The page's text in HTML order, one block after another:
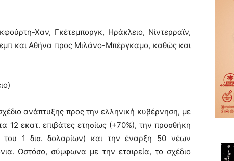
Χαν, Γκέτεμποργκ, Ηράκλειο, Νίντερραϊν,
και Αθήνα προς Μιλάνο-Μπέργκαμο, καθώς και
ανάπτυξης προς την ελληνική κυβέρνηση, με
12 εκατ. επιβάτες ετησίως (+70%), την προσθήκη
1 δισ. δολαρίων) και την έναρξη 50 νέων
Ωστόσο, σύμφωνα με την εταιρεία, το σχέδιο